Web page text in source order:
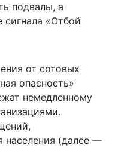
подвалы, а
сигнала «Отбой
от сотовых
опасность»
немедленному
населения (далее —